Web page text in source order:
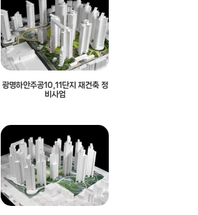
광명하안주공10,11단지 재건축 정
비사업